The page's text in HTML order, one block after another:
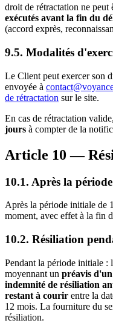
droit de rétractation ne peut
exécutés avant la fin du
(accord exprès,
9.5. Modalités
Le Client peut exercer son
envoyée à
de rétractation sur le site.
En cas de rétractation
jours à compter de la
Article 10 —
10.1. Après la
Après la période initiale de
moment, avec effet à la fin
10.2. Résiliation
Pendant la période initiale :
moyennant un préavis
indemnité de résiliation
restant à courir entre la
12 mois. La fourniture du
résiliation.